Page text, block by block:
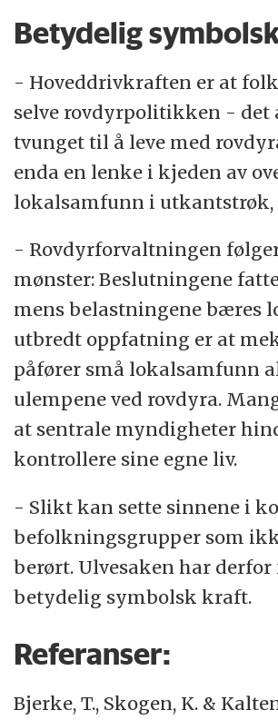
Betydelig
- Hoveddrivkraften er at
selve rovdyrpolitikken - det
tvunget til å leve med
enda en lenke i kjeden av
lokalsamfunn i utkantstrøk,
- Rovdyrforvaltningen
mønster: Beslutningene
mens belastningene bæres
utbredt oppfatning er at
påfører små lokalsamfunn
ulempene ved rovdyra.
at sentrale myndigheter
kontrollere sine egne liv.
- Slikt kan sette sinnene i
befolkningsgrupper som
berørt. Ulvesaken har
betydelig symbolsk kraft.
Referanser:
Bjerke, T., Skogen, K. &